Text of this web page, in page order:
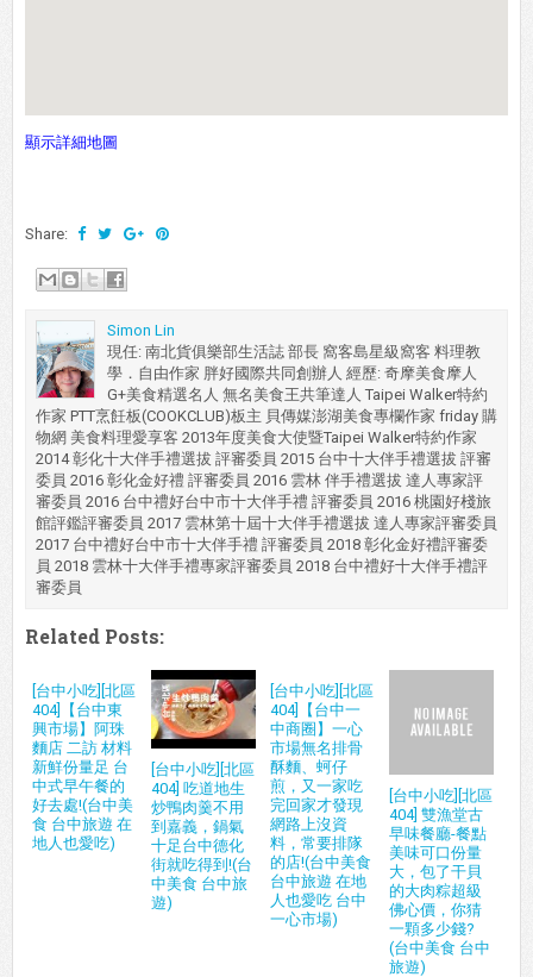
顯示詳細地圖
Share:
Simon Lin
現任: 南北貨俱樂部生活誌 部長 窩客島星級窩客 料理教
學．自由作家 胖好國際共同創辦人 經歷: 奇摩美食摩人
G+美食精選名人 無名美食王共筆達人 Taipei Walker特約
作家 PTT烹飪板(COOKCLUB)板主 貝傳媒澎湖美食專欄作家 friday 購
物網 美食料理愛享客 2013年度美食大使暨Taipei Walker特約作家
2014 彰化十大伴手禮選拔 評審委員 2015 台中十大伴手禮選拔 評審
委員 2016 彰化金好禮 評審委員 2016 雲林 伴手禮選拔 達人專家評
審委員 2016 台中禮好台中市十大伴手禮 評審委員 2016 桃園好棧旅
館評鑑評審委員 2017 雲林第十屆十大伴手禮選拔 達人專家評審委員
2017 台中禮好台中市十大伴手禮 評審委員 2018 彰化金好禮評審委
員 2018 雲林十大伴手禮專家評審委員 2018 台中禮好十大伴手禮評
審委員
Related Posts:
[台中小吃][北區
404]【台中東
興市場】阿珠
麵店 二訪 材料
新鮮份量足 台
中式早午餐的
好去處!(台中美
食 台中旅遊 在
地人也愛吃)
[台中小吃][北區
404] 吃道地生
炒鴨肉羹不用
到嘉義，鍋氣
十足台中德化
街就吃得到!(台
中美食 台中旅
遊)
[台中小吃][北區
404]【台中一
中商圈】一心
市場無名排骨
酥麵、蚵仔
煎，又一家吃
完回家才發現
網路上沒資
料，常要排隊
的店!(台中美食
台中旅遊 在地
人也愛吃 台中
一心市場)
[台中小吃][北區
404] 雙漁堂古
早味餐廳-餐點
美味可口份量
大，包了干貝
的大肉粽超級
佛心價，你猜
一顆多少錢?
(台中美食 台中
旅遊)